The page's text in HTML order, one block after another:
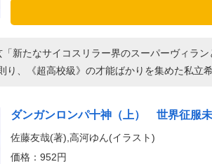
新たなサイコスリラー界のスーパーヴィラ
り、《超高校級》の才能ばかりを集めた私立
ダンガンロンパ十神（上） 世界征服
佐藤友哉(著),高河ゆん(イラスト)
価格：952円